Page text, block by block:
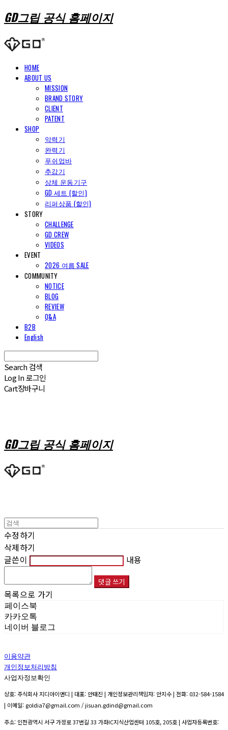
GD그립 공식 홈페이지
HOME
ABOUT US
MISSION
BRAND STORY
CLIENT
PATENT
SHOP
악력기
완력기
푸쉬업바
추감기
상체 운동기구
GD 세트 (할인)
리퍼상품 (할인)
STORY
CHALLENGE
GD CREW
VIDEOS
EVENT
2026 여름 SALE
COMMUNITY
NOTICE
BLOG
REVIEW
Q&A
B2B
English
Search 검색
Log In로그인
Cart장바구니
GD그립 공식 홈페이지
수정하기
삭제하기
글쓴이
내용
댓글 쓰기
목록으로 가기
페이스북
카카오톡
네이버 블로그
이용약관
개인정보처리방침
사업자정보확인
상호: 주식회사 지디아이앤디 | 대표: 안태진 | 개인정보관리책임자: 안지수 | 전화: 032-584-1584
| 이메일: goldia7@gmail.com / jisuan.gdind@gmail.com
주소: 인천광역시 서구 가정로 37번길 33 가좌IC지식산업센터 105호, 205호 | 사업자등록번호: